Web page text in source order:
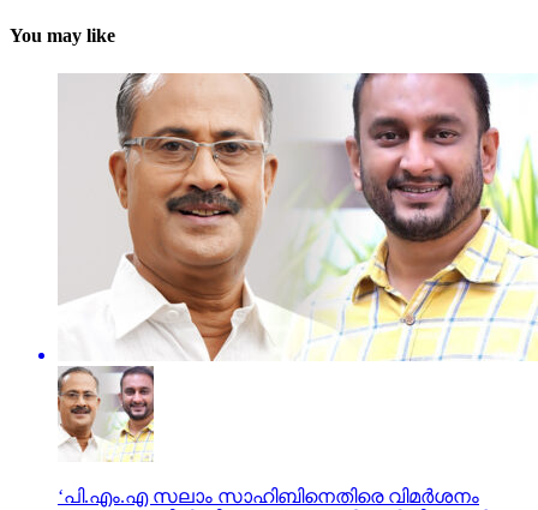
You may like
‘പി.എം.എ സലാം സാഹിബിനെതിരെ വിമർശനം